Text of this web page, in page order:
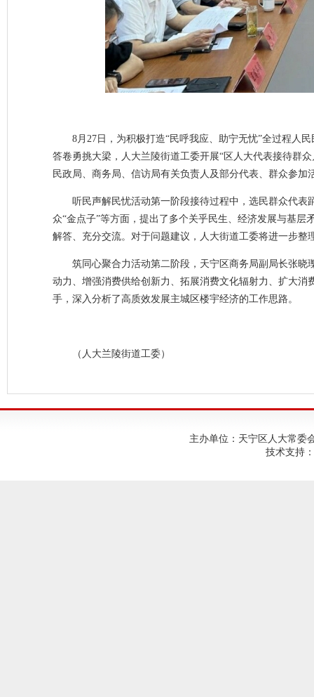
8月27日，为积极打造“民呼我应、助宁无忧”全过程人
答卷勇挑大梁，人大兰陵街道工委开展“区人大代表接待群
民政局、商务局、信访局有关负责人及部分代表、群众参加
听民声解民忧活动第一阶段接待过程中，选民群众代
众“金点子”等方面，提出了多个关乎民生、经济发展与基
解答、充分交流。对于问题建议，人大街道工委将进一步整
筑同心聚合力活动第二阶段，天宁区商务局副局长张晓
动力、增强消费供给创新力、拓展消费文化辐射力、扩大
手，深入分析了高质效发展主城区楼宇经济的工作思路。
（人大兰陵街道工委）
主办单位：天宁区人大常委
技术支持